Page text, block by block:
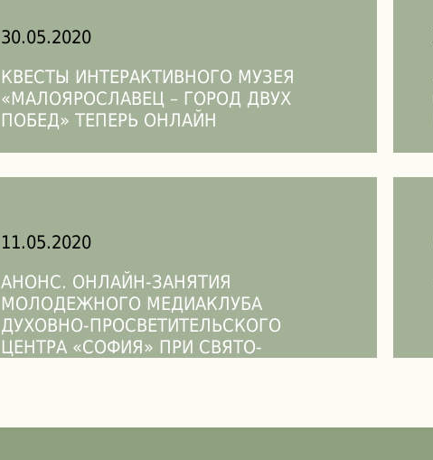
30.05.2020
КВЕСТЫ ИНТЕРАКТИВНОГО МУЗЕЯ
«МАЛОЯРОСЛАВЕЦ – ГОРОД ДВУХ
ПОБЕД» ТЕПЕРЬ ОНЛАЙН
11.05.2020
АНОНС. ОНЛАЙН-ЗАНЯТИЯ
МОЛОДЕЖНОГО МЕДИАКЛУБА
ДУХОВНО-ПРОСВЕТИТЕЛЬСКОГО
ЦЕНТРА «СОФИЯ» ПРИ СВЯТО-